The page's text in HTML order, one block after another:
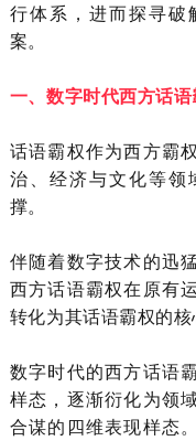
行体系，进而探寻破
案。
一、数字时代西方话
话语霸权作为西方霸
治、经济与文化等领
撑。
伴随着数字技术的迅
西方话语霸权在原有
转化为其话语霸权的核
数字时代的西方话语
样态，逐渐衍化为领
合谋的四维表现样态